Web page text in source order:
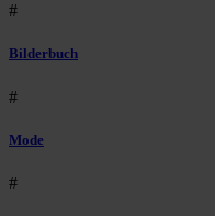
#
Bilderbuch
#
Mode
#